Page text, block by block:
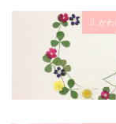
かわ